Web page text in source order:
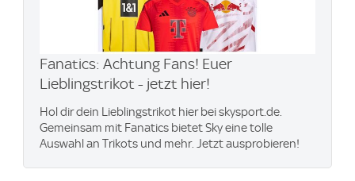
Fanatics: Achtung Fans! Euer
Lieblingstrikot - jetzt hier!
Hol dir dein Lieblingstrikot hier bei skysport.de.
Gemeinsam mit Fanatics bietet Sky eine tolle
Auswahl an Trikots und mehr. Jetzt ausprobieren!